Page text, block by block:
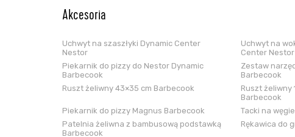
Akcesoria
Uchwyt na szaszłyki Dynamic Center
Nestor
Uchwyt na
Center Nestor
Piekarnik do pizzy do Nestor Dynamic
Barbecook
Zestaw
Barbecook
Ruszt żeliwny 43×35 cm Barbecook
Ruszt żeliwny
Barbecook
Piekarnik do pizzy Magnus Barbecook
Tacki na
Patelnia żeliwna z bambusową podstawką
Barbecook
Rękawica do